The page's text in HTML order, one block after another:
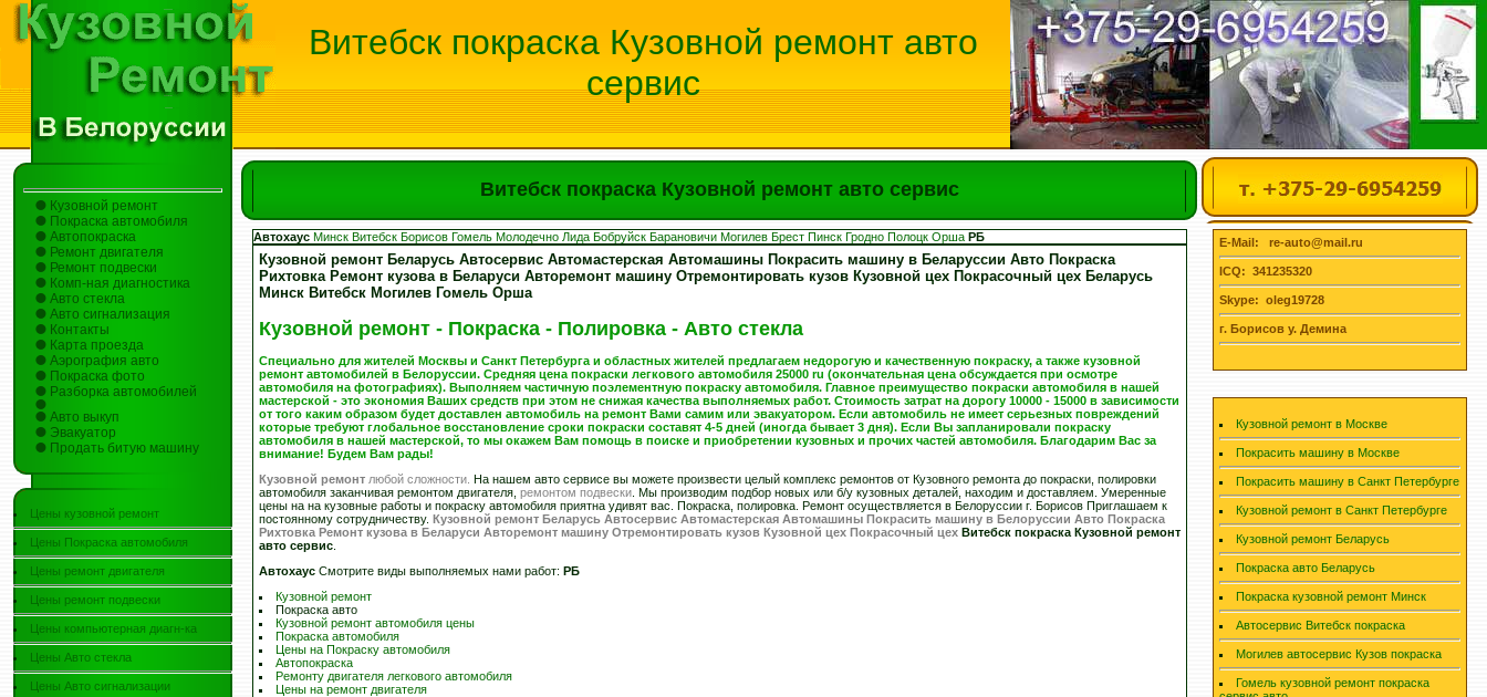
Витебск покраска Кузовной ремонт авто
сервис
Кузовной ремонт
Покраска автомобиля
Автопокраска
Ремонт двигателя
Ремонт подвески
Комп-ная диагностика
Авто стекла
Авто сигнализация
Контакты
Карта проезда
Аэрография авто
Покраска фото
Разборка автомобилей
Авто выкуп
Эвакуатор
Продать битую машину
Цены кузовной ремонт
Цены Покраска автомобиля
Цены ремонт двигателя
Цены ремонт подвески
Цены компьютерная диагн-ка
Цены Авто стекла
Цены Авто сигнализации
Витебск покраска Кузовной ремонт авто сервис
Автохаус Минск Витебск Борисов Гомель Молодечно Лида Бобруйск Барановичи Могилев Брест Пинск Гродно Полоцк Орша РБ
Кузовной ремонт Беларусь Автосервис Автомастерская Автомашины Покрасить машину в Беларуссии Авто Покраска
Рихтовка Ремонт кузова в Беларуси Авторемонт машину Отремонтировать кузов Кузовной цех Покрасочный цех Беларусь
Минск Витебск Могилев Гомель Орша
Кузовной ремонт - Покраска - Полировка - Авто стекла
Специально для жителей Москвы и Санкт Петербурга и областных жителей предлагаем недорогую и качественную покраску, а также кузовной
ремонт автомобилей в Белоруссии. Средняя цена покраски легкового автомобиля 25000 ru (окончательная цена обсуждается при осмотре
автомобиля на фотографиях). Выполняем частичную поэлементную покраску автомобиля. Главное преимущество покраски автомобиля в нашей
мастерской - это экономия Ваших средств при этом не снижая качества выполняемых работ. Стоимость затрат на дорогу 10000 - 15000 в зависимости
от того каким образом будет доставлен автомобиль на ремонт Вами самим или эвакуатором. Если автомобиль не имеет серьезных повреждений
которые требуют глобальное восстановление сроки покраски составят 4-5 дней (иногда бывает 3 дня). Если Вы запланировали покраску
автомобиля в нашей мастерской, то мы окажем Вам помощь в поиске и приобретении кузовных и прочих частей автомобиля. Благодарим Вас за
внимание! Будем Вам рады!
Кузовной ремонт любой сложности. На нашем авто сервисе вы можете произвести целый комплекс ремонтов от Кузовного ремонта до покраски, полировки
автомобиля заканчивая ремонтом двигателя, ремонтом подвески . Мы производим подбор новых или б/у кузовных деталей, находим и доставляем. Умеренные
цены на на кузовные работы и покраску автомобиля приятна удивят вас. Покраска, полировка. Ремонт осуществляется в Белоруссии г. Борисов Приглашаем к
постоянному сотрудничеству. Кузовной ремонт Беларусь Автосервис Автомастерская Автомашины Покрасить машину в Белоруссии Авто Покраска
Рихтовка Ремонт кузова в Беларуси Авторемонт машину Отремонтировать кузов Кузовной цех Покрасочный цех Витебск покраска Кузовной ремонт
авто сервис
Автохаус Смотрите виды выполняемых нами работ: РБ
Кузовной ремонт
Покраска авто
Кузовной ремонт автомобиля цены
Покраска автомобиля
Цены на Покраску автомобиля
Автопокраска
Ремонту двигателя легкового автомобиля
Цены на ремонт двигателя
E-Mail: re-auto@mail.ru
ICQ: 341235320
Skype: oleg19728
г. Борисов у. Демина
Кузовной ремонт в Москве
Покрасить машину в Москве
Покрасить машину в Санкт Петербурге
Кузовной ремонт в Санкт Петербурге
Кузовной ремонт Беларусь
Покраска авто Беларусь
Покраска кузовной ремонт Минск
Автосервис Витебск покраска
Могилев автосервис Кузов покраска
Гомель кузовной ремонт покраска